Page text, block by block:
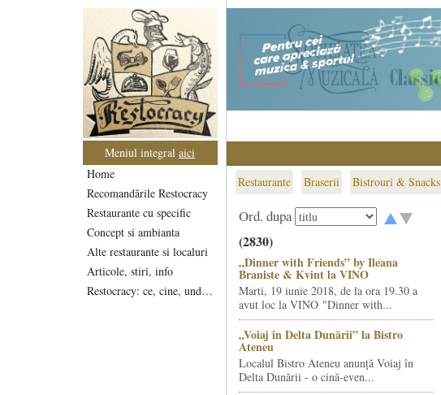
Meniul integralaici
Home
Recomandările Restocracy
Restaurante cu specific
Concept si ambianta
Alte restaurante si localuri
Articole, stiri, info
Restocracy: ce, cine, unde...
Restaurante Braserii Bistrouri & Snacks
Ord. dupa
(2830)
„Dinner with Friends” by Ileana
Braniste & Kvint la VINO
Marti, 19 iunie 2018, de la ora 19.30 a
avut loc la VINO "Dinner with...
„Voiaj în Delta Dunării” la Bistro
Ateneu
Localul Bistro Ateneu anunță Voiaj în
Delta Dunării - o cină-even...